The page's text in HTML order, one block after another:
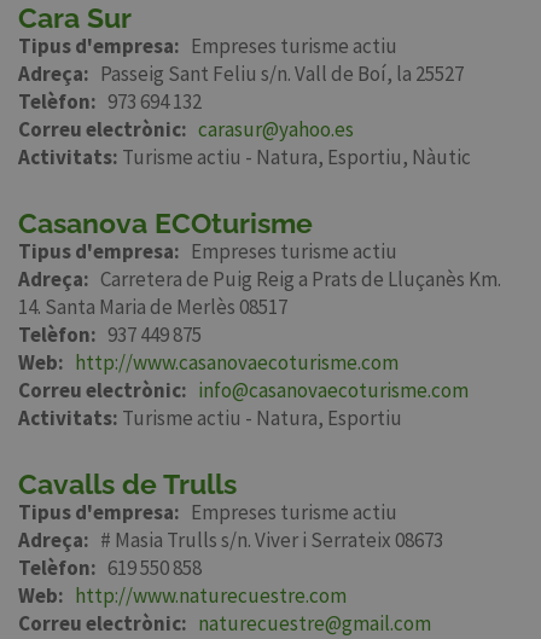
Cara Sur
Tipus d'empresa
Empreses turisme actiu
Adreça
Passeig Sant Feliu s/n. Vall de Boí, la 25527
Telèfon
973 694 132
Correu electrònic
carasur@yahoo.es
Activitats: Turisme actiu - Natura Esportiu Nàutic
Casanova ECOturisme
Tipus d'empresa
Empreses turisme actiu
Adreça
Carretera de Puig Reig a Prats de Lluçanès Km.
14. Santa Maria de Merlès 08517
Telèfon
937 449 875
Web
http://www.casanovaecoturisme.com
Correu electrònic
info@casanovaecoturisme.com
Activitats: Turisme actiu - Natura Esportiu
Cavalls de Trulls
Tipus d'empresa
Empreses turisme actiu
Adreça
# Masia Trulls s/n. Viver i Serrateix 08673
Telèfon
619 550 858
Web
http://www.naturecuestre.com
Correu electrònic
naturecuestre@gmail.com